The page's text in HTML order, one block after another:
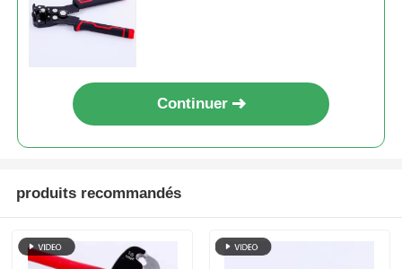
Produits
Vidéos
Continuer
produits recommandés